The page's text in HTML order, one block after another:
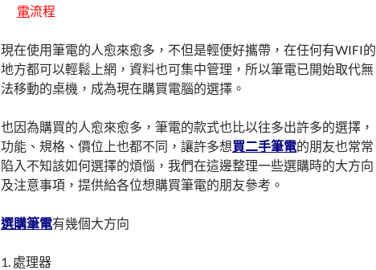
電流程
現在使用筆電的人愈來愈多，不但是輕便好攜帶，在任何有WIFI的
地方都可以輕鬆上網，資料也可集中管理，所以筆電已開始取代無
法移動的桌機，成為現在購買電腦的選擇。
也因為購買的人愈來愈多，筆電的款式也比以往多出許多的選擇，
功能、規格、價位上也都不同，讓許多想買二手筆電的朋友也常常
陷入不知該如何選擇的煩惱，我們在這邊整理一些選購時的大方向
及注意事項，提供給各位想購買筆電的朋友參考。
選購筆電有幾個大方向
1. 處理器